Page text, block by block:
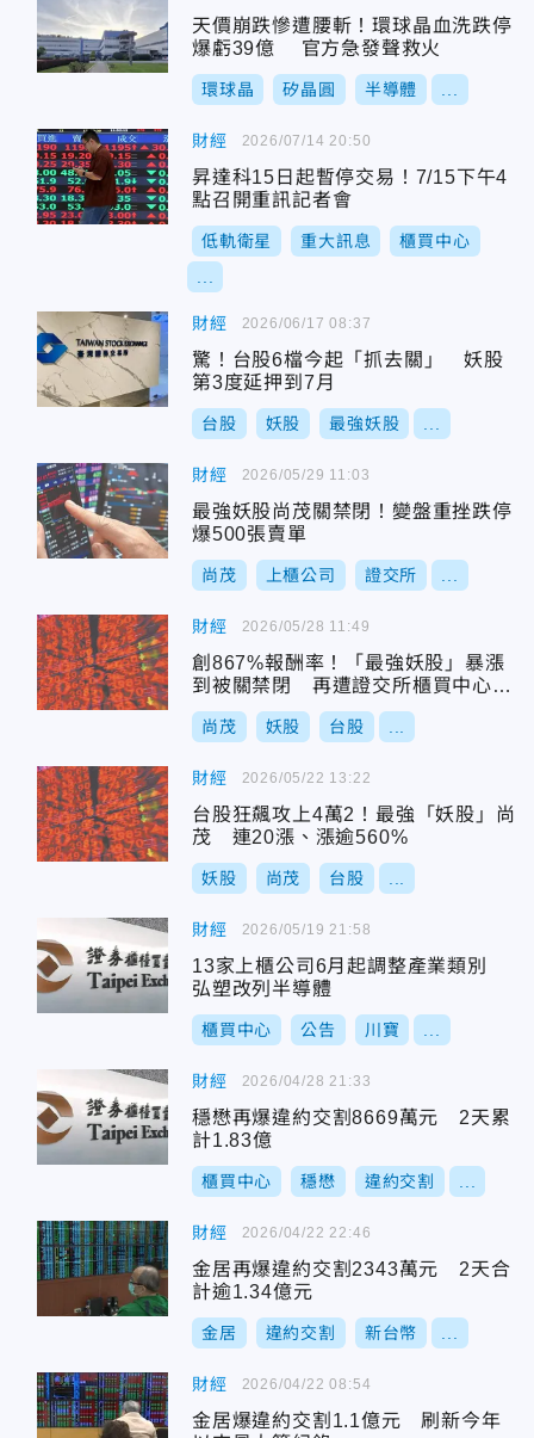
天價崩跌慘遭腰斬！環球晶血洗跌停
爆虧39億 官方急發聲救火
環球晶 矽晶圓 半導體
財經
昇達科15日起暫停交易！7/15下午4
點召開重訊記者會
低軌衛星 重大訊息 櫃買中心
2026/07/14 20:50
財經
驚！台股6檔今起「抓去關」 妖股
第3度延押到7月
台股 妖股 最強妖股
2026/06/17 08:37
財經
最強妖股尚茂關禁閉！變盤重挫跌停
爆500張賣單
尚茂 上櫃公司 證交所
2026/05/29 11:03
財經
創867%報酬率！「最強妖股」暴漲
到被關禁閉 再遭證交所櫃買中心列
處置
尚茂 妖股 台股
2026/05/28 11:49
財經
台股狂飆攻上4萬2！最強「妖股」尚
茂 連20漲、漲逾560%
妖股 尚茂 台股
2026/05/22 13:22
財經
13家上櫃公司6月起調整產業類別
弘塑改列半導體
櫃買中心 公告 川寶
2026/05/19 21:58
財經
穩懋再爆違約交割8669萬元 2天累
計1.83億
櫃買中心 穩懋 違約交割
2026/04/28 21:33
財經
金居再爆違約交割2343萬元 2天合
計逾1.34億元
金居 違約交割 新台幣
2026/04/22 22:46
財經
金居爆違約交割1.1億元 刷新今年
2026/04/22 08:54